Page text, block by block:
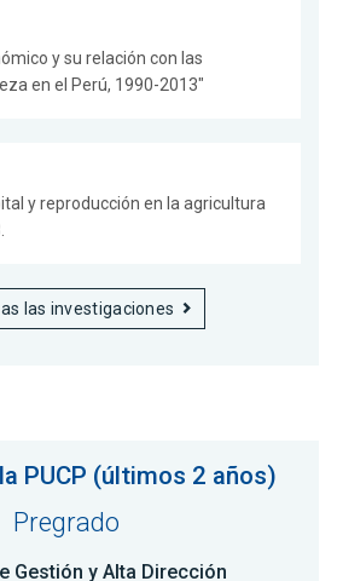
y su relación con las
en el Perú, 1990-2013"
y reproducción en la agricultura
las investigaciones
PUCP (últimos 2 años)
Pregrado
Gestión y Alta Dirección